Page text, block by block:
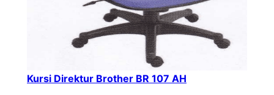
Kursi Direktur Brother BR 107 AH